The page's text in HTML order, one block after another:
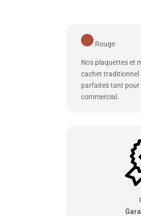
Rouge
Nos plaquettes et
cachet traditionnel
parfaites tant pour
commercial.